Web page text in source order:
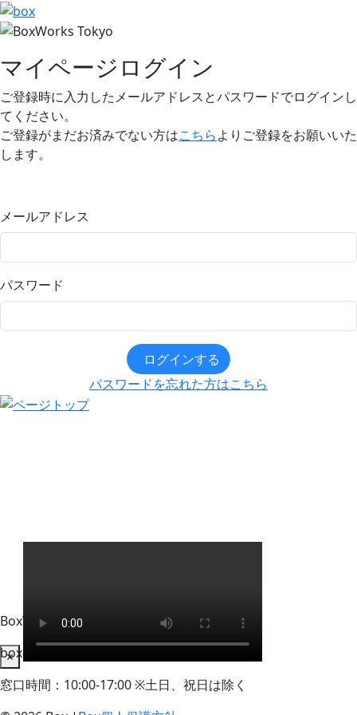
マイページログイン
ご登録時に入力したメールアドレスとパスワードでログインし
てください。
ご登録がまだお済みでない方はこちらよりご登録をお願いいた
します。
メールアドレス
パスワード
ログインする
パスワードを忘れた方はこちら
BoxWorks Tokyo + Osaka 来場者事務局
box-info_registration@event-admin.jp
窓口時間：10:00-17:00 ※土日、祝日は除く
×